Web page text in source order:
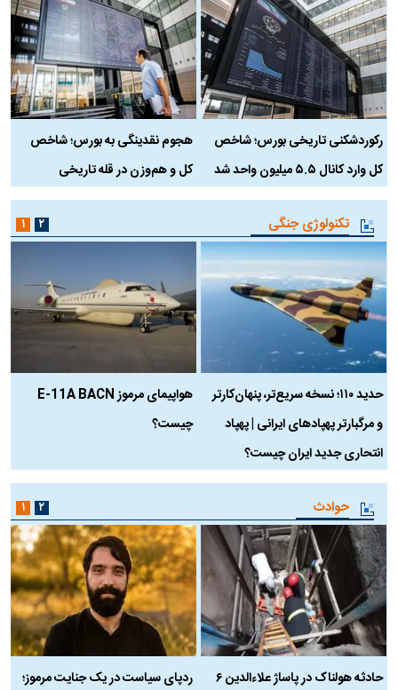
رکوردشکنی تاریخی بورس؛ شاخص
کل وارد کانال ۵.۵ میلیون واحد شد
هجوم نقدینگی به بورس؛ شاخص
کل و هم‌وزن در قله تاریخی
تکنولوژی جنگی
حدید ۱۱۰؛ نسخه سریع‌تر، پنهان‌کارتر
و مرگبارتر پهپادهای ایرانی | پهپاد
انتحاری جدید ایران چیست؟
هواپیمای مرموز E-11A BACN
چیست؟
۱ ۲
حوادث
حادثه هولناک در پاساژ علاءالدین ۶
ردپای سیاست در یک جنایت مرموز؛
۱ ۲